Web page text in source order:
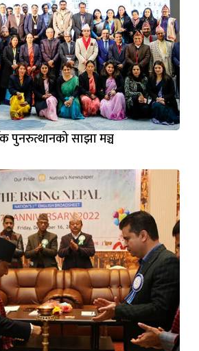
पुनरुत्थानको साझा मञ्च